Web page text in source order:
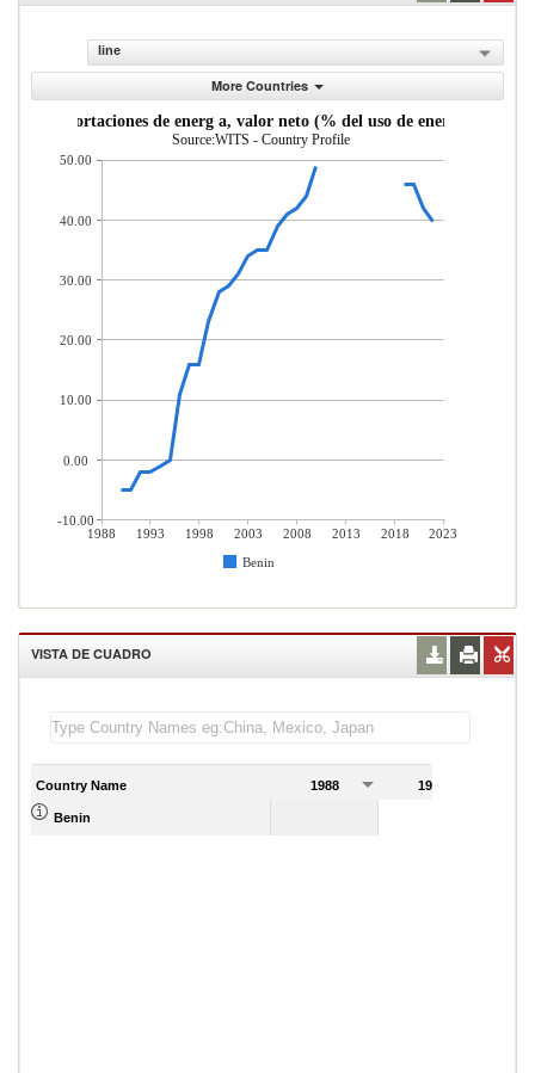
line
More Countries
Importaciones de energ a, valor neto (% del uso de energ a)
Source:WITS - Country Profile
1988 1993 1998 2003 2008 2013 2018
2023
Benin
50.00
40.00
30.00
20.00
10.00
0.00
-10.00
VISTA DE CUADRO
Country Name 1988 1989
Benin